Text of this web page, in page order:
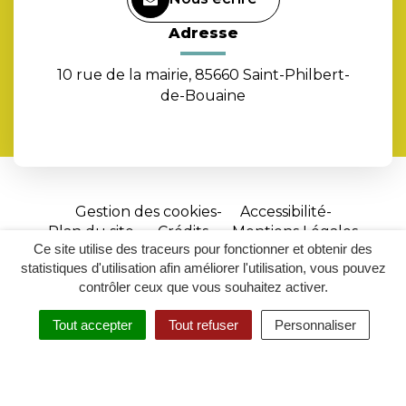
Ce site utilise des traceurs pour fonctionner et obtenir des
statistiques d'utilisation afin améliorer l'utilisation, vous pouvez
contrôler ceux que vous souhaitez activer.
Tout accepter Tout refuser Personnaliser
RECHERCHER
ACCESSIBILITÉ
Adresse
10 rue de la mairie, 85660 Saint-Philbert-
de-Bouaine
Gestion des cookies
Accessibilité
Plan du site
Crédits
Mentions Légales
Site
réalisé
par
Inovagora